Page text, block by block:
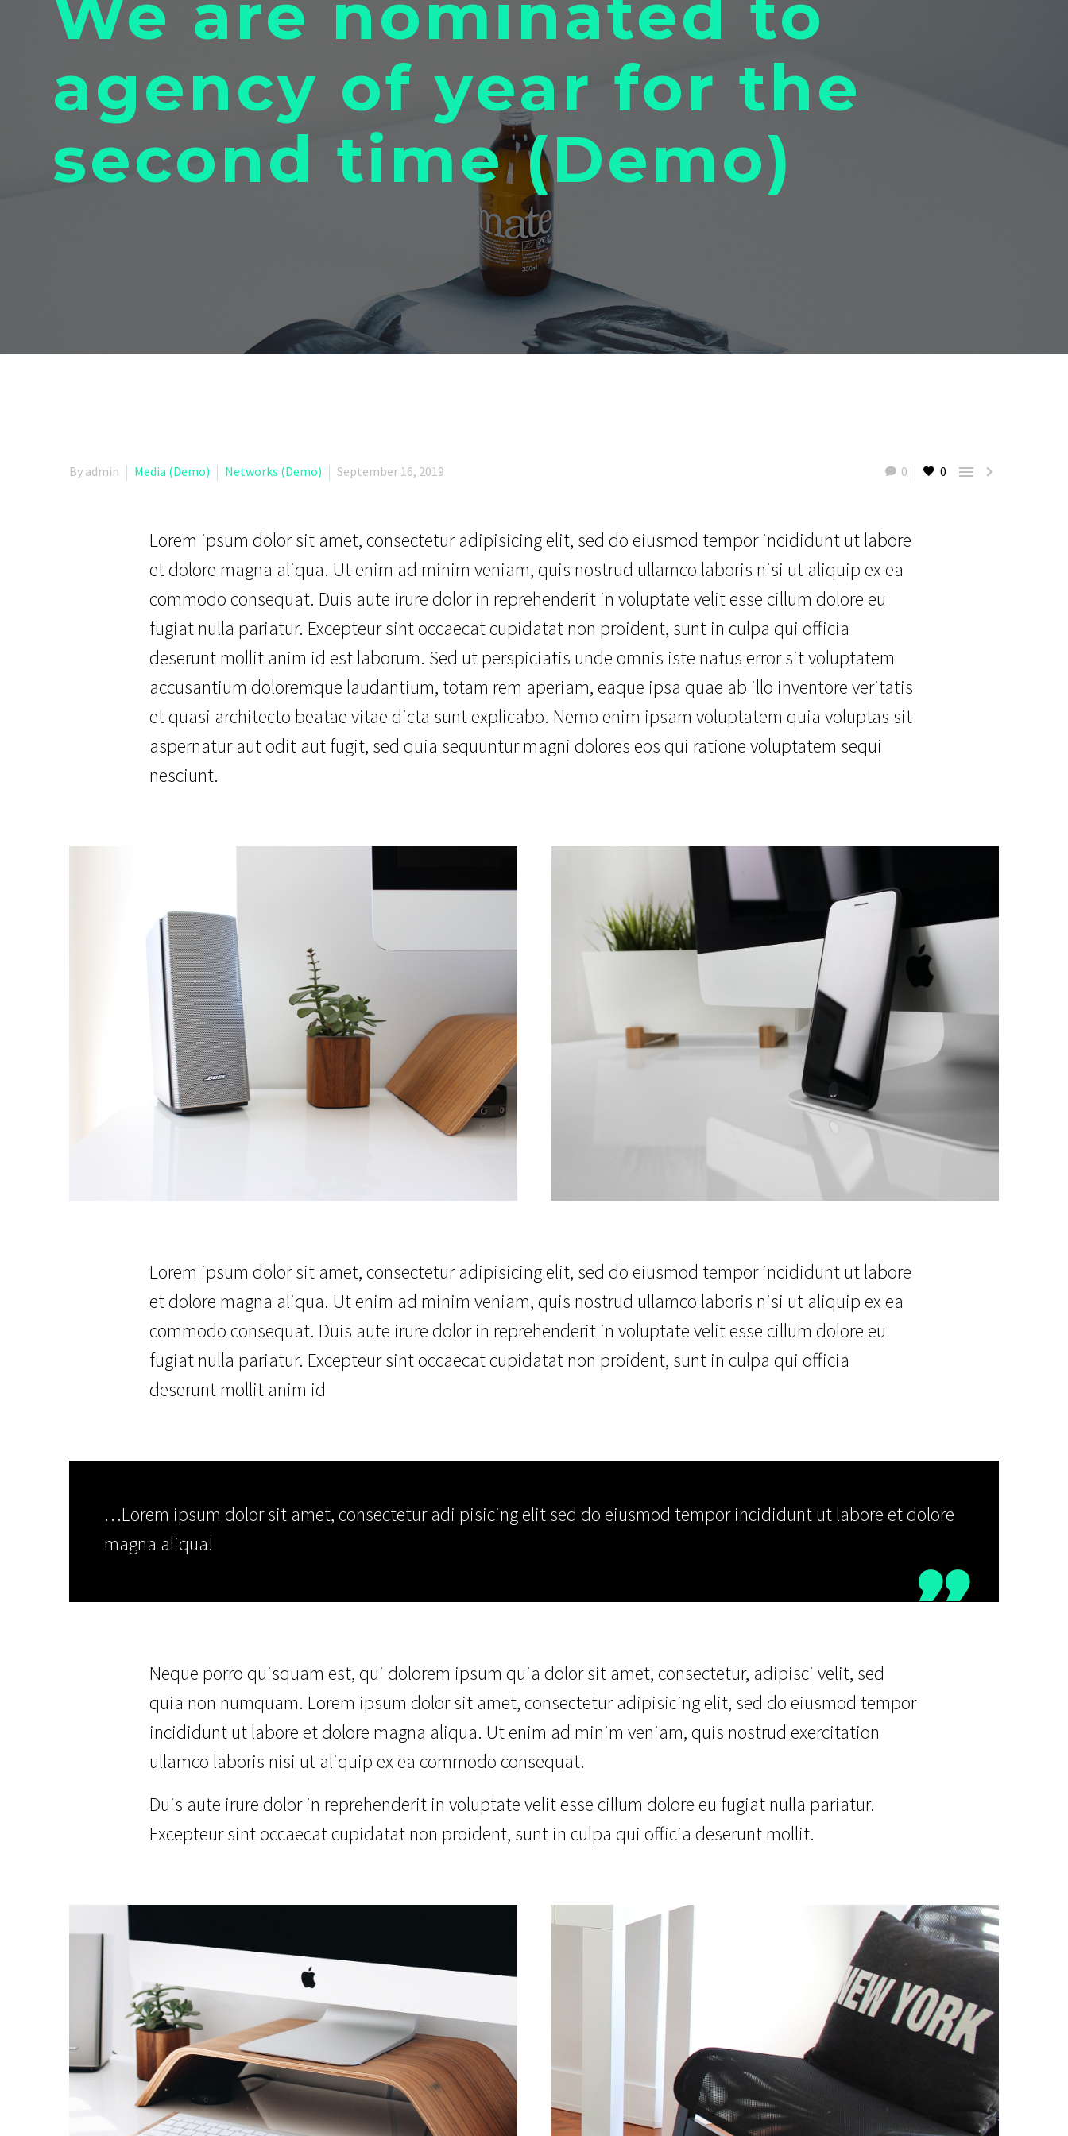
We are nominated to
agency of year for the
second time (Demo)
0 0  
By admin Media (Demo) Networks (Demo) September 16, 2019
Lorem ipsum dolor sit amet, consectetur adipisicing elit, sed do eiusmod tempor incididunt ut labore
et dolore magna aliqua. Ut enim ad minim veniam, quis nostrud ullamco laboris nisi ut aliquip ex ea
commodo consequat. Duis aute irure dolor in reprehenderit in voluptate velit esse cillum dolore eu
fugiat nulla pariatur. Excepteur sint occaecat cupidatat non proident, sunt in culpa qui officia
deserunt mollit anim id est laborum. Sed ut perspiciatis unde omnis iste natus error sit voluptatem
accusantium doloremque laudantium, totam rem aperiam, eaque ipsa quae ab illo inventore veritatis
et quasi architecto beatae vitae dicta sunt explicabo. Nemo enim ipsam voluptatem quia voluptas sit
aspernatur aut odit aut fugit, sed quia sequuntur magni dolores eos qui ratione voluptatem sequi
nesciunt.
Lorem ipsum dolor sit amet, consectetur adipisicing elit, sed do eiusmod tempor incididunt ut labore
et dolore magna aliqua. Ut enim ad minim veniam, quis nostrud ullamco laboris nisi ut aliquip ex ea
commodo consequat. Duis aute irure dolor in reprehenderit in voluptate velit esse cillum dolore eu
fugiat nulla pariatur. Excepteur sint occaecat cupidatat non proident, sunt in culpa qui officia
deserunt mollit anim id
…Lorem ipsum dolor sit amet, consectetur adi pisicing elit sed do eiusmod tempor incididunt ut labore et dolore
magna aliqua!

Neque porro quisquam est, qui dolorem ipsum quia dolor sit amet, consectetur, adipisci velit, sed
quia non numquam. Lorem ipsum dolor sit amet, consectetur adipisicing elit, sed do eiusmod tempor
incididunt ut labore et dolore magna aliqua. Ut enim ad minim veniam, quis nostrud exercitation
ullamco laboris nisi ut aliquip ex ea commodo consequat.
Duis aute irure dolor in reprehenderit in voluptate velit esse cillum dolore eu fugiat nulla pariatur.
Excepteur sint occaecat cupidatat non proident, sunt in culpa qui officia deserunt mollit.